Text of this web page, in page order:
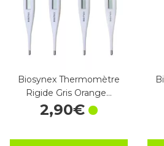
Biosynex Thermomètre
Rigide Gris Orange…
2,90€